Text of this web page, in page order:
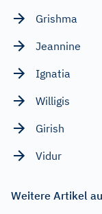
Grishma
Jeannine
Ignatia
Willigis
Girish
Vidur
Weitere Artikel